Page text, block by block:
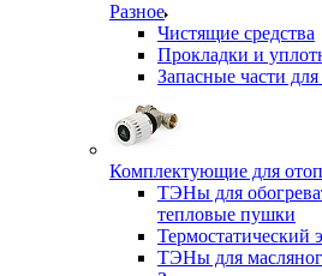
Разное
Чистящие средства
Прокладки и
Запасные части
Комплектующие для
ТЭНы для
тепловые пушки
Термостатический
ТЭНы для